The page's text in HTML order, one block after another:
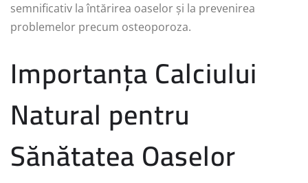
semnificativ la întărirea oaselor și la prevenirea
problemelor precum osteoporoza.
Importanța Calciului
Natural pentru
Sănătatea Oaselor